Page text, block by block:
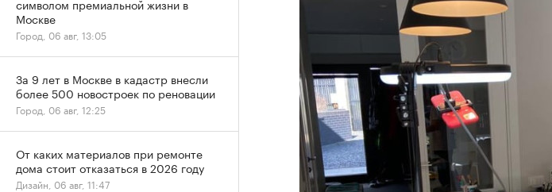
символом премиальной жизни в
Москве
Город, 06 авг, 13:05
За 9 лет в Москве в кадастр внесли
более 500 новостроек по реновации
Город, 06 авг, 12:25
От каких материалов при ремонте
дома стоит отказаться в 2026 году
Дизайн, 06 авг, 11:47